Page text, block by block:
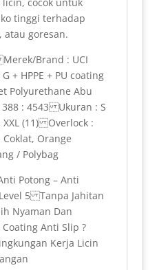
tinggi terhadap
atau goresan.
Merek/Brand : UCI
+ HPPE + PU coating
Polyurethane Abu
: 4543 Ukuran : S
XXL (11) Overlock :
Orange
/ Polybag
Potong – Anti
5 Tanpa Jahitan
Nyaman Dan
Anti Slip ?
Kerja Licin